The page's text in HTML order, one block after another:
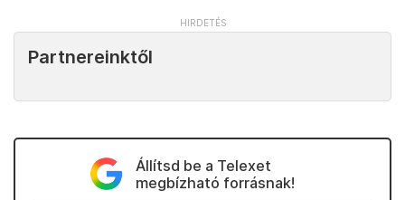
Partnereinktől
Állítsd be a Telexet
megbízható forrásnak!